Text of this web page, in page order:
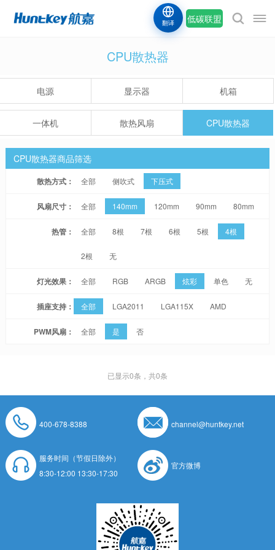
低碳联盟
翻译
CPU散热器
电源 显示器 机箱
一体机 散热风扇 CPU散热器
CPU散热器商品筛选
散热方式： 全部 侧吹式 下压式
风扇尺寸： 全部 140mm 120mm 90mm 80mm
热管： 全部 8根 7根 6根 5根 4根
2根 无
灯光效果： 全部 RGB ARGB 炫彩 单色 无
插座支持： 全部 LGA2011 LGA115X AMD
PWM风扇： 全部 是 否
已显示0条，共0条
400-678-8388 channel@huntkey.net
服务时间（节假日除外）
8:30-12:00 13:30-17:30
官方微博